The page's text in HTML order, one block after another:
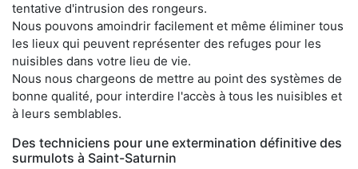
tentative d'intrusion des rongeurs.
Nous pouvons amoindrir facilement et même éliminer tous
les lieux qui peuvent représenter des refuges pour les
nuisibles dans votre lieu de vie.
Nous nous chargeons de mettre au point des systèmes de
bonne qualité, pour interdire l'accès à tous les nuisibles et
à leurs semblables.
Des techniciens pour une extermination définitive des
surmulots à Saint-Saturnin